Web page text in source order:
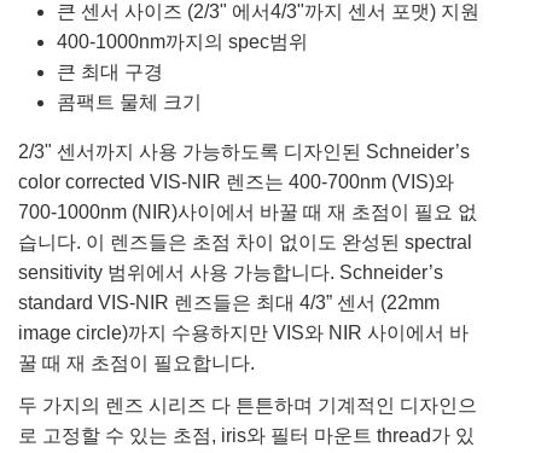
큰 센서 사이즈 (2/3" 에서4/3"까지 센서 포맷) 지원
400-1000nm까지의 spec범위
큰 최대 구경
콤팩트 물체 크기
2/3" 센서까지 사용 가능하도록 디자인된 Schneider’s
color corrected VIS-NIR 렌즈는 400-700nm (VIS)와
700-1000nm (NIR)사이에서 바꿀 때 재 초점이 필요 없
습니다. 이 렌즈들은 초점 차이 없이도 완성된 spectral
sensitivity 범위에서 사용 가능합니다. Schneider’s
standard VIS-NIR 렌즈들은 최대 4/3” 센서 (22mm
image circle)까지 수용하지만 VIS와 NIR 사이에서 바
꿀 때 재 초점이 필요합니다.
두 가지의 렌즈 시리즈 다 튼튼하며 기계적인 디자인으
로 고정할 수 있는 초점, iris와 필터 마운트 thread가 있